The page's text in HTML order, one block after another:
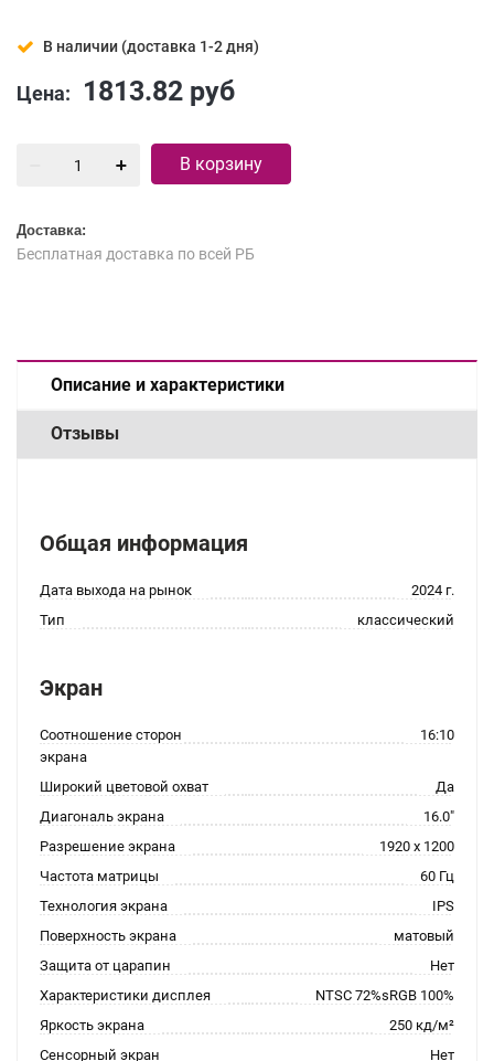
В наличии (доставка 1-2 дня)
Цена: 1813.82 руб
В корзину
Доставка:
Бесплатная доставка по всей РБ
Описание и характеристики
Отзывы
Общая информация
Дата выхода на рынок
2024 г.
Тип
классический
Экран
Соотношение сторон
экрана
16:10
Широкий цветовой охват
Да
Диагональ экрана
16.0"
Разрешение экрана
1920 x 1200
Частота матрицы
60 Гц
Технология экрана
IPS
Поверхность экрана
матовый
Защита от царапин
Нет
Характеристики дисплея
NTSC 72%sRGB 100%
Яркость экрана
250 кд/м²
Сенсорный экран
Нет